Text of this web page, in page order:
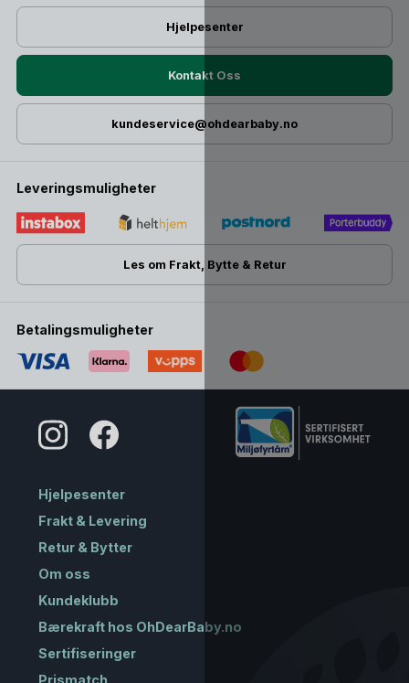
Hjelpesenter
Kontakt Oss
kundeservice@ohdearbaby.no
Leveringsmuligheter
Les om Frakt, Bytte & Retur
Betalingsmuligheter
Hjelpesenter
Frakt & Levering
Retur & Bytter
Om oss
Kundeklubb
Bærekraft hos OhDearBaby.no
Sertifiseringer